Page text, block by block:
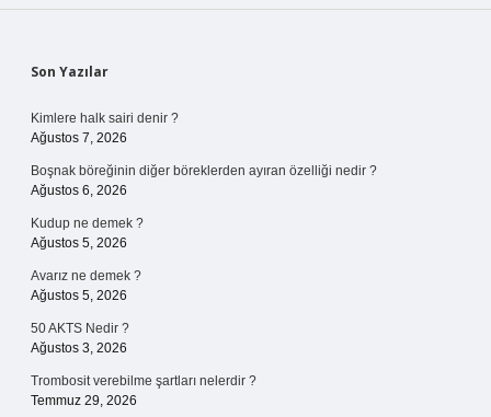
Sidebar
Son Yazılar
Kimlere halk sairi denir ?
Ağustos 7, 2026
Boşnak böreğinin diğer böreklerden ayıran özelliği nedir ?
Ağustos 6, 2026
Kudup ne demek ?
Ağustos 5, 2026
Avarız ne demek ?
Ağustos 5, 2026
50 AKTS Nedir ?
Ağustos 3, 2026
Trombosit verebilme şartları nelerdir ?
Temmuz 29, 2026